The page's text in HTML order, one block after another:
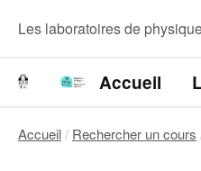
contenu
Menu
Les laboratoires de
normale supérieure
Laboratoire Kastler Brossel
Navigation
principale
Accueil
Accueil Rechercher un cours